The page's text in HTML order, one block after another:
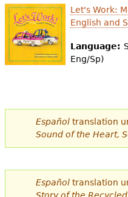
í
Let's Work:
English and
Language:
Eng/Sp)
Españoltranslation
Sound of the Heart,
Españoltranslation